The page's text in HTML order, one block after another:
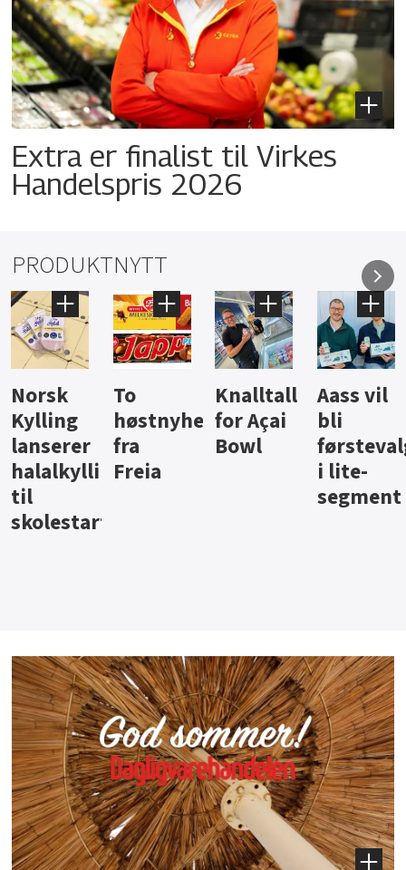
Extra er finalist til Virkes
Handelspris 2026
PRODUKTNYTT
Knalltall
for Açai
Bowl
Aass vil
bli
førstevalg
i lite-
Brus og
jus fra
Berentsen
Hard
iste fra
Hansa